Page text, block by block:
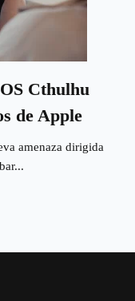
Cthulhu
de Apple
amenaza dirigida